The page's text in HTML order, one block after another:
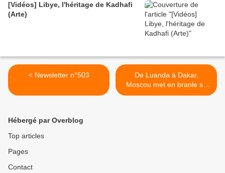
[Vidéos] Libye, l'héritage de Kadhafi
(Arte)
< Newsletter n°503
De Luanda à Dakar,
Moscou met en branle sa
diplomatie culturelle (AI) >
Hébergé par Overblog
Top articles
Pages
Contact